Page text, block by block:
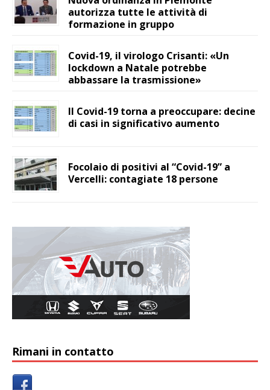
autorizza tutte le attività di
formazione in gruppo
Covid-19, il virologo Crisanti: «Un
lockdown a Natale potrebbe
abbassare la trasmissione»
Il Covid-19 torna a preoccupare: decine
di casi in significativo aumento
Focolaio di positivi al “Covid-19” a
Vercelli: contagiate 18 persone
Rimani in contatto